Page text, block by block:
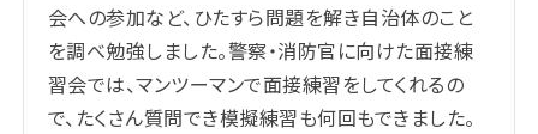
会への参加など、ひたすら問題を解き自治体のこと
を調べ勉強しました。警察・消防官に向けた面接練
習会では、マンツーマンで面接練習をしてくれるの
で、たくさん質問でき模擬練習も何回もできました。